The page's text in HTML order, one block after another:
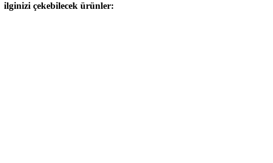
ilginizi çekebilecek ürünler: